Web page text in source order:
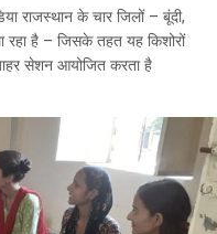
राजस्थान के चार जिलों – बूंदी,
रहा है – जिसके तहत यह किशोरों
सेशन आयोजित करता है